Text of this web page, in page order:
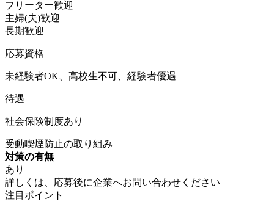
フリーター歓迎
主婦(夫)歓迎
長期歓迎
応募資格
未経験者OK、高校生不可、経験者優遇
待遇
社会保険制度あり
受動喫煙防止の取り組み
対策の有無
あり
詳しくは、応募後に企業へお問い合わせください
注目ポイント